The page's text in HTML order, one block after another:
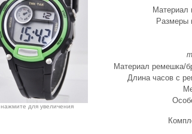
нажмите для увеличения
Материал
Размеры
Материал ремешка/
Длина часов с